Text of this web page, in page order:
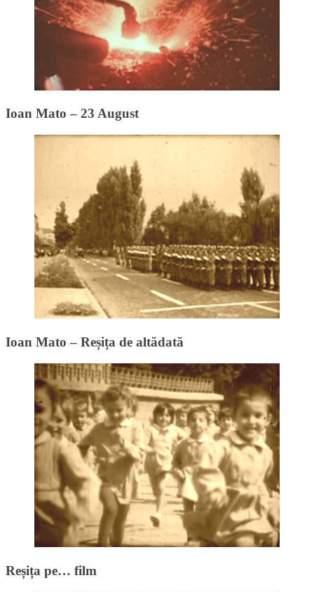
Ioan Mato – 23 August
Ioan Mato – Reșița de altădată
Reșița pe… film